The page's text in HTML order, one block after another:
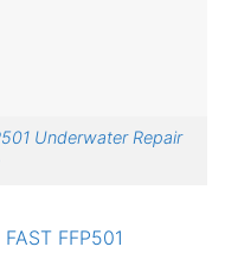
Underwater Repair
FFP501